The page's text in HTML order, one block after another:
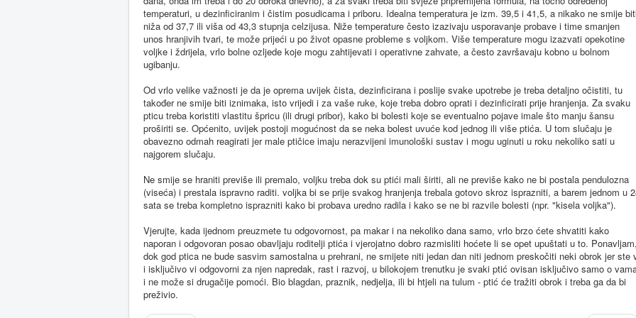
temperaturi, u dezinficiranim i čistim posudicama i priboru. Idealna temperatura je izm. 39,5 i 41,5, a nikako ne smije
niža od 37,7 ili viša od 43,3 stupnja celzijusa. Niže temperature često izazivaju usporavanje probave i time smanjen
unos hranjivih tvari, te može prijeći u po život opasne probleme s voljkom. Više temperature mogu izazvati opekotine
voljke i ždrijela, vrlo bolne ozljede koje mogu zahtijevati i operativne zahvate, a često završavaju kobno u bolnom
ugibanju.
Od vrlo velike važnosti je da je oprema uvijek čista, dezinficirana i poslije svake upotrebe je treba detaljno očistiti, tu
također ne smije biti iznimaka, isto vrijedi i za vaše ruke, koje treba dobro oprati i dezinficirati prije hranjenja. Za svaku
pticu treba koristiti vlastitu špricu (ili drugi pribor), kako bi bolesti koje se eventualno pojave imale što manju šansu
proširiti se. Općenito, uvijek postoji mogućnost da se neka bolest uvuće kod jednog ili više ptića. U tom slučaju je
obavezno odmah reagirati jer male ptičice imaju nerazvijeni imunološki sustav i mogu uginuti u roku nekoliko sati u
najgorem slučaju.
Ne smije se hraniti previše ili premalo, voljku treba dok su ptići mali širiti, ali ne previše kako ne bi postala pendulozna
(viseća) i prestala ispravno raditi. voljka bi se prije svakog hranjenja trebala gotovo skroz isprazniti, a barem jednom u
sata se treba kompletno isprazniti kako bi probava uredno radila i kako se ne bi razvile bolesti (npr. "kisela voljka").
Vjerujte, kada ijednom preuzmete tu odgovornost, pa makar i na nekoliko dana samo, vrlo brzo ćete shvatiti kako
naporan i odgovoran posao obavljaju roditelji ptića i vjerojatno dobro razmisliti hoćete li se opet upuštati u to. Ponavljam,
dok god ptica ne bude sasvim samostalna u prehrani, ne smijete niti jedan dan niti jednom preskočiti neki obrok jer ste
i isključivo vi odgovorni za njen napredak, rast i razvoj, u bilokojem trenutku je svaki ptić ovisan isključivo samo o
i ne može si drugačije pomoći. Bio blagdan, praznik, nedjelja, ili bi htjeli na tulum - ptić će tražiti obrok i treba ga da bi
preživio.